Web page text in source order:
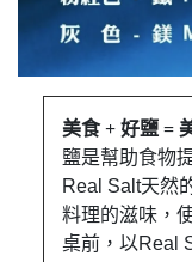
美食 + 好鹽 =
鹽是幫助食物
Real Salt天然
料理的滋味，
桌前，以Real